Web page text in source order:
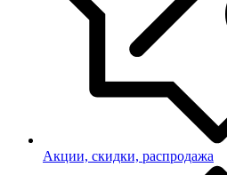
Акции, скидки, распродажа